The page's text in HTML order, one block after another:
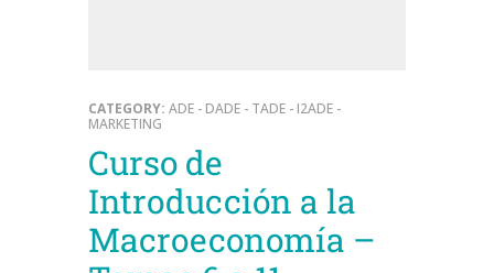
CATEGORY: ADE - DADE - TADE - I2ADE -
MARKETING
Curso de
Introducción a la
Macroeconomía –